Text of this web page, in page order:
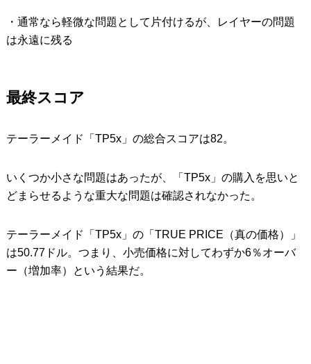
・通常なら軽微な問題として片付けるが、レイヤーの問題
は永遠に残る
最終スコア
テーラーメイド「TP5x」の総合スコアは82。
いくつか小さな問題はあったが、「TP5x」の購入を思いと
どまらせるような重大な問題は確認されなかった。
テーラーメイド「TP5x」の「TRUE PRICE（真の価格）」
は50.77ドル。つまり、小売価格に対してわずか6％オーバ
ー（増加率）という結果だ。